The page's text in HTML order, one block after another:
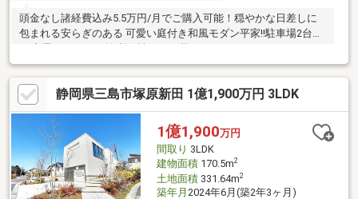
頭金なし諸経費込み5.5万円/月でご購入可能！穏やかな日差しに
包まれる安らぎのある 可愛い庭付き和風モダン平家!!駐車場2台
静岡県三島市塚原新田 1億1,900万円 3LDK
1億1,900万円
間取り 3LDK
建物面積170.5m2
土地面積331.64m2
築年月 2024年6月(築2年3ヶ月)